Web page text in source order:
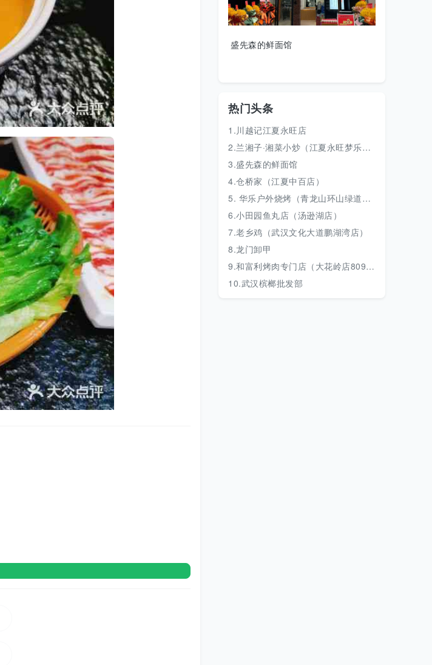
盛先森的鲜面馆
热门头条
1.川越记江夏永旺店
2.兰湘子·湘菜小炒（江夏永旺梦乐城店）
3.盛先森的鲜面馆
4.仓桥家（江夏中百店）
5. 华乐户外烧烤（青龙山环山绿道店）
6.小田园鱼丸店（汤逊湖店）
7.老乡鸡（武汉文化大道鹏湖湾店）
8.龙门卸甲
9.和富利烤肉专门店（大花岭店8090店）
10.武汉槟榔批发部